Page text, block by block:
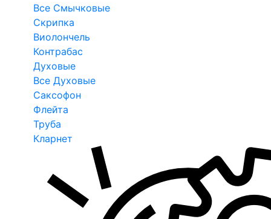
Все Смычковые
Скрипка
Виолончель
Контрабас
Духовые
Все Духовые
Саксофон
Флейта
Труба
Кларнет